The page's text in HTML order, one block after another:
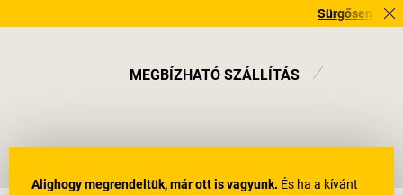
Sürgősen
MEGBÍZHATÓ SZÁLLÍTÁS
Alighogy megrendeltük, már ott is vagyunk. És ha a kívánt